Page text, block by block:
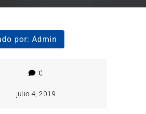
por: Admin
0
julio 4, 2019